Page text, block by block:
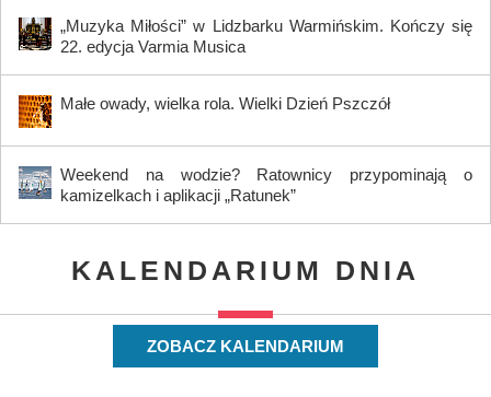
„Muzyka Miłości” w Lidzbarku Warmińskim. Kończy się
22. edycja Varmia Musica
Małe owady, wielka rola. Wielki Dzień Pszczół
Weekend na wodzie? Ratownicy przypominają o
kamizelkach i aplikacji „Ratunek”
KALENDARIUM DNIA
ZOBACZ KALENDARIUM